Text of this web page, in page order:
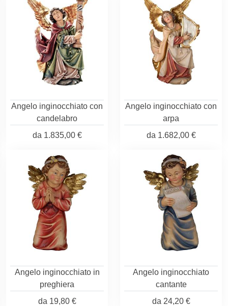
Angelo inginocchiato con
candelabro
da 1.835,00 €
Angelo inginocchiato con
arpa
da 1.682,00 €
Angelo inginocchiato in
preghiera
da 19,80 €
Angelo inginocchiato
cantante
da 24,20 €